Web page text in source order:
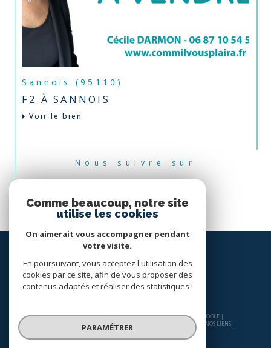
Sannois (95110)
F2 À SANNOIS
Voir le bien
Nous suivre sur
© 2026 | TOUS DROITS RÉSERVÉS | TRADUCTION POWERED BY GOOGLE |
NOS HONORAIRES
PLAN DU SITE MENTIONS LÉGALES ADMIN
NOS LIENS
POLITIQUE RGPD
Comme beaucoup, notre site
utilise les cookies
On aimerait vous accompagner pendant
votre visite.
En poursuivant, vous acceptez l'utilisation des
cookies par ce site, afin de vous proposer des
contenus adaptés et réaliser des statistiques !
PARAMÉTRER